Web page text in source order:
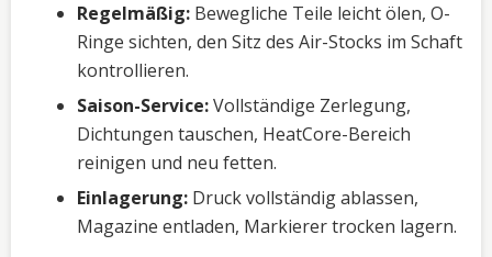
Regelmäßig: Bewegliche Teile leicht ölen, O-
Ringe sichten, den Sitz des Air-Stocks im Schaft
kontrollieren.
Saison-Service:Vollständige Zerlegung,
Dichtungen tauschen, HeatCore-Bereich
reinigen und neu fetten.
Einlagerung: Druck vollständig ablassen,
Magazine entladen, Markierer trocken lagern.